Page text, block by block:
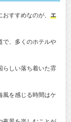
すすめなのが、 エ
で、多くのホテルや
らしい落ち着いた雰
風を感じる時間はケ